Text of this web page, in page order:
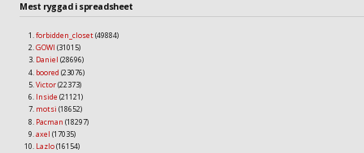
Mest ryggad i spreadsheet
forbidden_closet(49884)
GOWI (31015)
Daniel (28696)
boored (23076)
Victor(22373)
Inside (21121)
motsi (18652)
Pacman (18297)
axel (17035)
Lazlo(16154)